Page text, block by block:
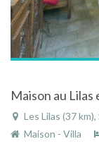
Les Lilas (37
Maison - Villa